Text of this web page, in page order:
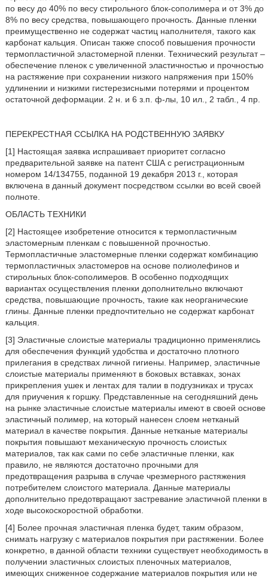
по весу до 40% по весу стирольного блок-сополимера и от 3% до
8% по весу средства, повышающего прочность. Данные пленки
преимущественно не содержат частиц наполнителя, такого как
карбонат кальция. Описан также способ повышения прочности
термопластичной эластомерной пленки. Технический результат –
обеспечение пленок с увеличенной эластичностью и прочностью
на растяжение при сохранении низкого напряжения при 150%
удлинении и низкими гистерезисными потерями и процентом
остаточной деформации. 2 н. и 6 з.п. ф-лы, 10 ил., 2 табл., 4 пр.
ПЕРЕКРЕСТНАЯ ССЫЛКА НА РОДСТВЕННУЮ ЗАЯВКУ
[1] Настоящая заявка испрашивает приоритет согласно
предварительной заявке на патент США с регистрационным
номером 14/134755, поданной 19 декабря 2013 г., которая
включена в данный документ посредством ссылки во всей своей
полноте.
ОБЛАСТЬ ТЕХНИКИ
[2] Настоящее изобретение относится к термопластичным
эластомерным пленкам с повышенной прочностью.
Термопластичные эластомерные пленки содержат комбинацию
термопластичных эластомеров на основе полиолефинов и
стирольных блок-сополимеров. В особенно подходящих
вариантах осуществления пленки дополнительно включают
средства, повышающие прочность, такие как неорганические
глины. Данные пленки предпочтительно не содержат карбонат
кальция.
[3] Эластичные слоистые материалы традиционно применялись
для обеспечения функций удобства и достаточно плотного
прилегания в средствах личной гигиены. Например, эластичные
слоистые материалы применяют в боковых вставках, зонах
прикрепления ушек и лентах для талии в подгузниках и трусах
для приучения к горшку. Представленные на сегодняшний день
на рынке эластичные слоистые материалы имеют в своей основе
эластичный полимер, на который нанесен слоем нетканый
материал в качестве покрытия. Данные нетканые материалы
покрытия повышают механическую прочность слоистых
материалов, так как сами по себе эластичные пленки, как
правило, не являются достаточно прочными для
предотвращения разрыва в случае чрезмерного растяжения
потребителем слоистого материала. Данные материалы
дополнительно предотвращают застревание эластичной пленки в
ходе высокоскоростной обработки.
[4] Более прочная эластичная пленка будет, таким образом,
снимать нагрузку с материалов покрытия при растяжении. Более
конкретно, в данной области техники существует необходимость в
получении эластичных слоистых пленочных материалов,
имеющих сниженное содержание материалов покрытия или не